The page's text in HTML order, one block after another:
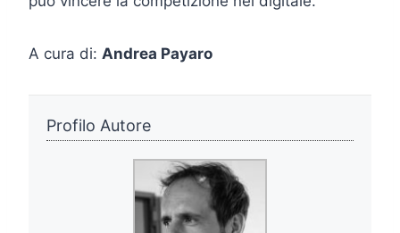
A cura di: Andrea Payaro
Profilo Autore